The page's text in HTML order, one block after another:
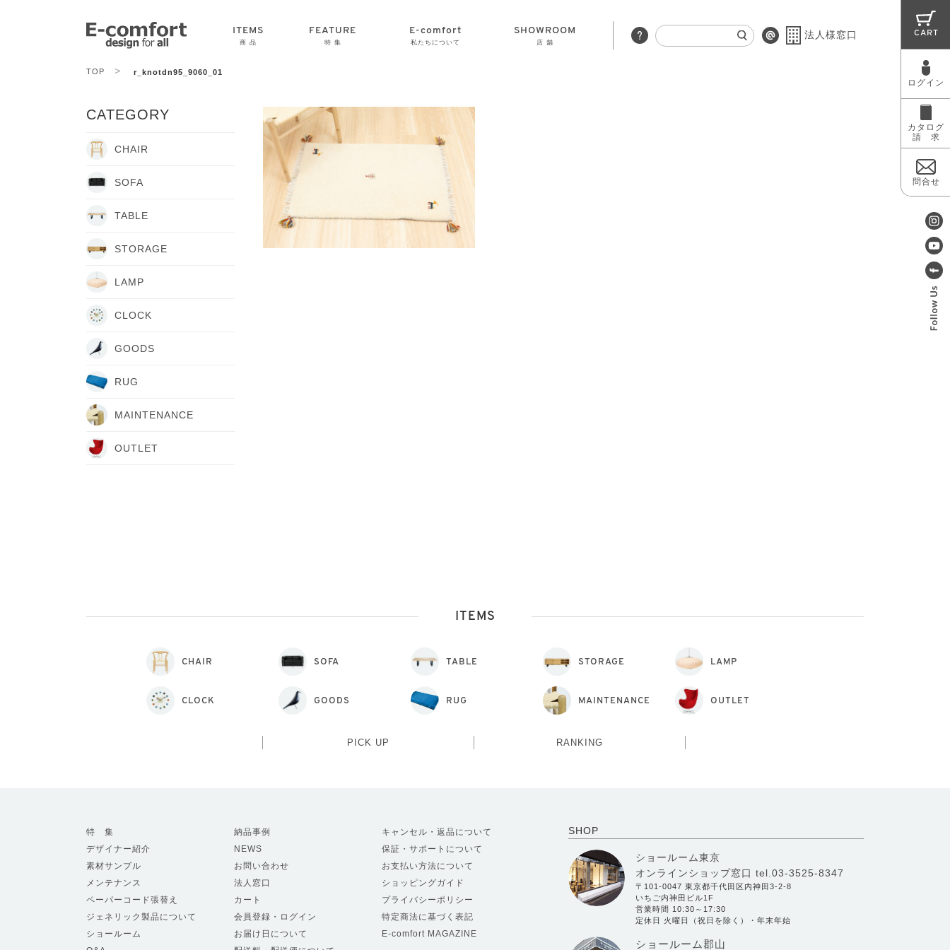
ITEMS
商 品
FEATURE
特 集
E-comfort
私たちについて
いて
SHOWROOM
店 舗
法人様窓口 CART
ログイン
カタログ
請 求
問合せ
TOP > r_knotdn95_9060_01
CATEGORY
CHAIR
SOFA
TABLE
STORAGE
LAMP
CLOCK
GOODS
RUG
MAINTENANCE
OUTLET
ITEMS
CHAIR SOFA TABLE STORAGE LAMP
CLOCK GOODS RUG MAINTENANCE OUTLET
PICK UP RANKING
SHOP
ショールーム東京
オンラインショップ窓口 tel.03-3525-8347
〒101-0047 東京都千代田区内神田3-2-8
いちご内神田ビル1F
営業時間 10:30～17:30
定休日 火曜日（祝日を除く）・年末年始
ショールーム郡山
特 集
デザイナー紹介
素材サンプル
メンテナンス
ペーパーコード張替え
ジェネリック製品について
ショールーム
納品事例
NEWS
お問い合わせ
法人窓口
カート
会員登録・ログイン
お届け日について
キャンセル・返品について
保証・サポートについて
お支払い方法について
ショッピングガイド
プライバシーポリシー
特定商法に基づく表記
E-comfort MAGAZINE